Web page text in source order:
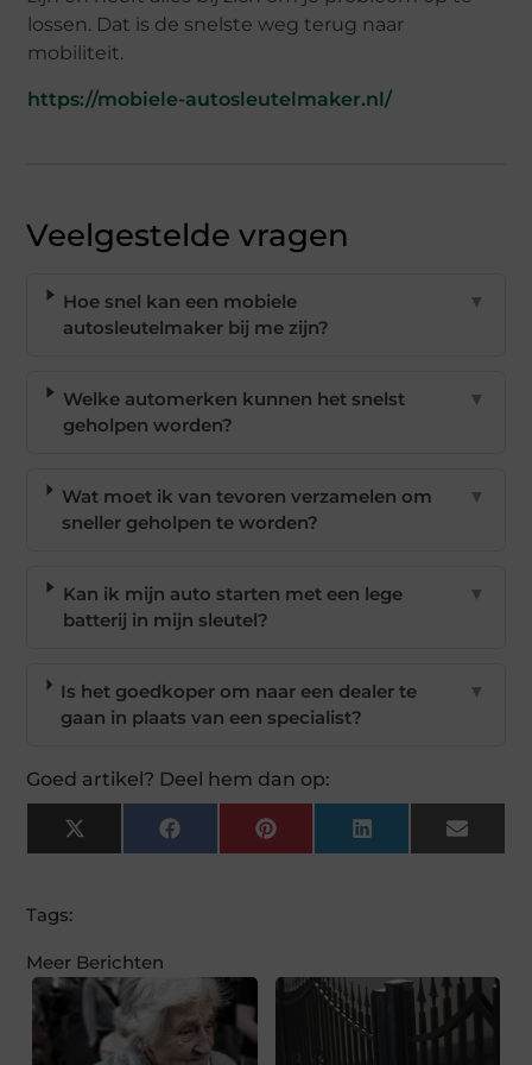
lossen. Dat is de snelste weg terug naar
mobiliteit.
https://mobiele-autosleutelmaker.nl/
Veelgestelde vragen
Hoe snel kan een mobiele
autosleutelmaker bij me zijn?
▼
Welke automerken kunnen het snelst
geholpen worden?
▼
Wat moet ik van tevoren verzamelen om
sneller geholpen te worden?
▼
Kan ik mijn auto starten met een lege
batterij in mijn sleutel?
▼
Is het goedkoper om naar een dealer te
gaan in plaats van een specialist?
▼
Goed artikel? Deel hem dan op:
X
(Twitter)
FacebookPinterest LinkedIn Email
Tags:
Meer Berichten